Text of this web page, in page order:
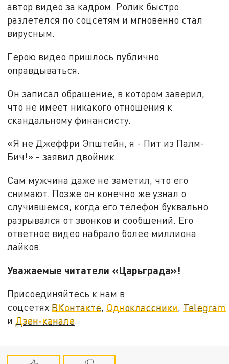
автор видео за кадром. Ролик быстро
разлетелся по соцсетям и мгновенно стал
вирусным.
Герою видео пришлось публично
оправдываться.
Он записал обращение, в котором заверил,
что не имеет никакого отношения к
скандальному финансисту.
«Я не Джеффри Эпштейн, я - Пит из Палм-
Бич!» - заявил двойник.
Сам мужчина даже не заметил, что его
снимают. Позже он конечно же узнал о
случившемся, когда его телефон буквально
разрывался от звонков и сообщений. Его
ответное видео набрало более миллиона
лайков.
Уважаемые читатели «Царьграда»!
Присоединяйтесь к нам в
соцсетях ВКонтакте, Одноклассники, Telegram
и Дзен-канале.